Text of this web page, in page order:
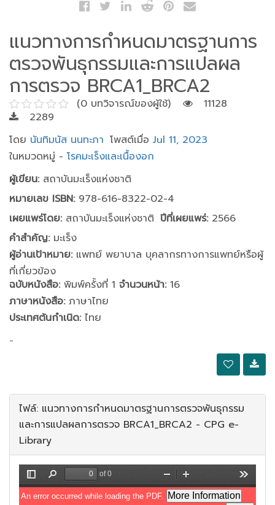
แนวทางการกำหนดมาตรฐานการ
ตรวจพันธุกรรมและการแปลผล
การตรวจ BRCA1_BRCA2
(0 บทวิจารณ์ของผู้ใช้)
11128
2289
โดย นันทิมนัส นนทะภา โพสต์เมื่อ Jul 11, 2023
ในหมวดหมู่ - โรคมะเร็งและเนื้องอก
ผู้เขียน:สถาบันมะเร็งแห่งชาติ
หมายเลข ISBN:978-616-8322-02-4
เผยแพร่โดย:สถาบันมะเร็งแห่งชาติ ปีที่เผยแพร่:2566
คำสำคัญ:มะเร็ง
ผู้อ่านเป้าหมาย:แพทย์ พยาบาล บุคลากรทางการแพทย์หรือผู้
ที่เกี่ยวข้อง
ฉบับหนังสือ:พิมพ์ครั้งที่ 1 จำนวนหน้า:16
ภาษาหนังสือ:ภาษาไทย
ประเทศต้นกำเนิด:ไทย
-
ไฟล์: แนวทางการกำหนดมาตรฐานการตรวจพันธุกรรม
และการแปลผลการตรวจ BRCA1_BRCA2 - CPG e-
Library